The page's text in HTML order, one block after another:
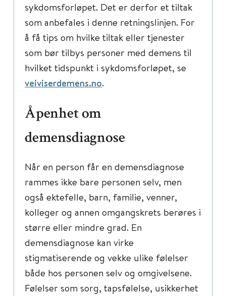
sykdomsforløpet. Det er derfor et tiltak
som anbefales i denne retningslinjen. For
å få tips om hvilke tiltak eller tjenester
som bør tilbys personer med demens til
hvilket tidspunkt i sykdomsforløpet, se
veiviserdemens.no.
Åpenhet om
demensdiagnose
Når en person får en demensdiagnose
rammes ikke bare personen selv, men
også ektefelle, barn, familie, venner,
kolleger og annen omgangskrets berøres i
større eller mindre grad. En
demensdiagnose kan virke
stigmatiserende og vekke ulike følelser
både hos personen selv og omgivelsene.
Følelser som sorg, tapsfølelse, usikkerhet